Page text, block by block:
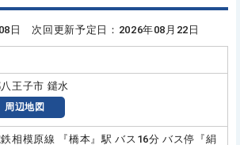
日 次回更新予定日：2026年08月22日
王子市 鑓水
周辺地図
相模原線 『橋本』駅 バス16分 バス停『絹